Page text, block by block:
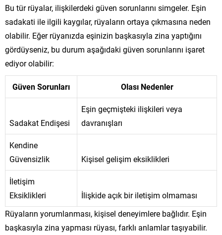
Bu tür rüyalar, ilişkilerdeki güven sorunlarını simgeler. Eşin
sadakati ile ilgili kaygılar, rüyaların ortaya çıkmasına neden
olabilir. Eğer rüyanızda eşinizin başkasıyla zina yaptığını
gördüyseniz, bu durum aşağıdaki güven sorunlarını işaret
ediyor olabilir:
Güven Sorunları Olası Nedenler
Sadakat Endişesi
Eşin geçmişteki ilişkileri veya
davranışları
Kendine
Güvensizlik
Kişisel gelişim eksiklikleri
İletişim
Eksiklikleri
İlişkide açık bir iletişim olmaması
Rüyaların yorumlanması, kişisel deneyimlere bağlıdır. Eşin
başkasıyla zina yapması rüyası, farklı anlamlar taşıyabilir.